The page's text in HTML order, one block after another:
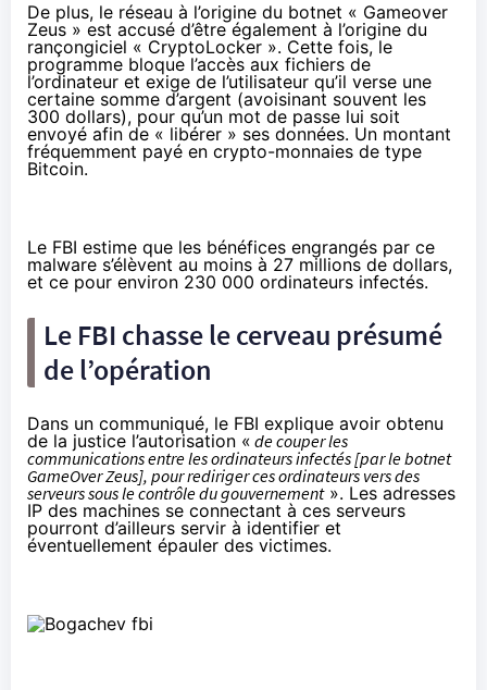
De plus, le réseau à l’origine du botnet « Gameover
Zeus » est accusé d’être également à l’origine du
rançongiciel « CryptoLocker ». Cette fois, le
programme bloque l’accès aux fichiers de
l’ordinateur et exige de l’utilisateur qu’il verse une
certaine somme d’argent (avoisinant souvent les
300 dollars), pour qu’un mot de passe lui soit
envoyé afin de « libérer » ses données. Un montant
fréquemment payé en crypto-monnaies de type
Bitcoin.
Le FBI estime que les bénéfices engrangés par ce
malware s’élèvent au moins à 27 millions de dollars,
et ce pour environ 230 000 ordinateurs infectés.
Le FBI chasse le cerveau présumé
de l’opération
Dans un communiqué, le FBI explique avoir obtenu
de la justice l’autorisation « de couper les
communications entre les ordinateurs infectés [par le botnet
GameOver Zeus], pour rediriger ces ordinateurs vers des
serveurs sous le contrôle du gouvernement». Les adresses
IP des machines se connectant à ces serveurs
pourront d’ailleurs servir à identifier et
éventuellement épauler des victimes.